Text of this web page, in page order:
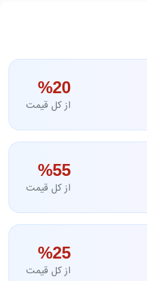
‎20‎
%
از کل قیمت
‎55‎
%
از کل قیمت
‎25‎
%
از کل قیمت